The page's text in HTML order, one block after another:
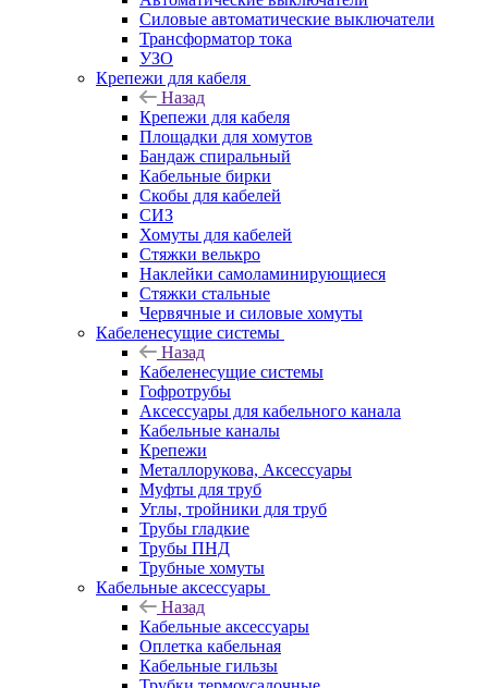
Силовые автоматические выключатели
Трансформатор тока
УЗО
Крепежи для кабеля
Назад
Крепежи для кабеля
Площадки для хомутов
Бандаж спиральный
Кабельные бирки
Cкобы для кабелей
СИЗ
Хомуты для кабелей
Стяжки велькро
Наклейки самоламинирующиеся
Стяжки стальные
Червячные и силовые хомуты
Кабеленесущие системы
Назад
Кабеленесущие системы
Гофротрубы
Аксессуары для кабельного канала
Кабельные каналы
Крепежи
Металлорукова, Аксессуары
Муфты для труб
Углы, тройники для труб
Трубы гладкие
Трубы ПНД
Трубные хомуты
Кабельные аксессуары
Назад
Кабельные аксессуары
Оплетка кабельная
Кабельные гильзы